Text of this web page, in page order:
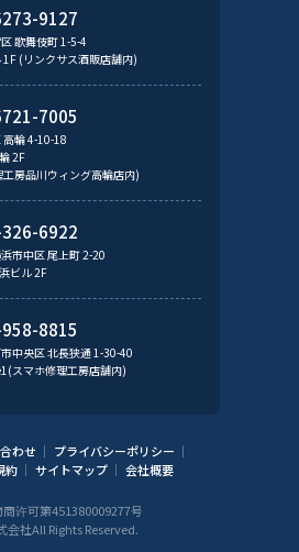
9127
歌舞伎町 1-5-4
(リンクサス酒販店舗内)
7005
高輪 4-10-18
2F
房品川ウィング高輪店内)
6922
市中区 尾上町 2-20
ビル 2F
8815
中央区 北長狭通 1-30-40
スマホ修理工房店舗内)
わせ
プライバシーポリシー
約 サイトマップ 会社概要
许可第451380009277号
社All Rights Reserved.